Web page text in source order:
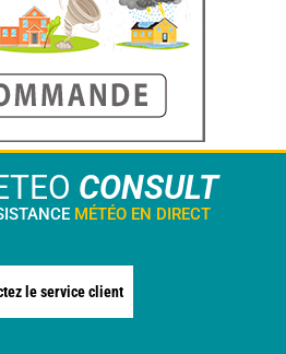
CONSULT
MÉTÉO EN DIRECT
le service client